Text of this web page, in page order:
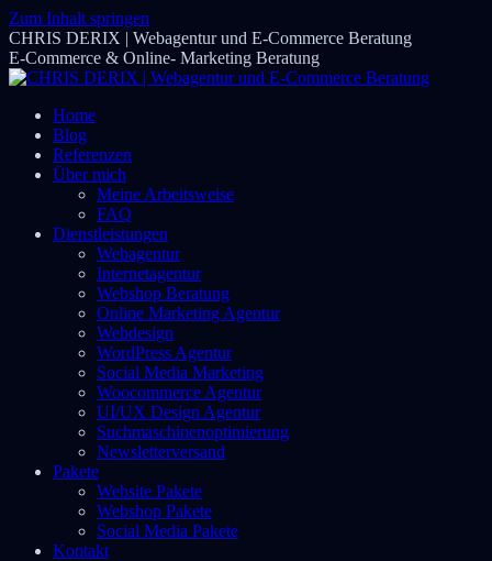
Zum Inhalt springen
CHRIS DERIX | Webagentur und E-Commerce Beratung
E-Commerce & Online- Marketing Beratung
Home
Blog
Referenzen
Über mich
Meine Arbeitsweise
FAQ
Dienstleistungen
Webagentur
Internetagentur
Webshop Beratung
Online Marketing Agentur
Webdesign
WordPress Agentur
Social Media Marketing
Woocommerce Agentur
UI/UX Design Agentur
Suchmaschinenoptimierung
Newsletterversand
Pakete
Website Pakete
Webshop Pakete
Social Media Pakete
Kontakt